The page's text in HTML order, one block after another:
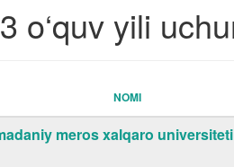
o‘quv yili
NOMI
meros xalqaro universiteti